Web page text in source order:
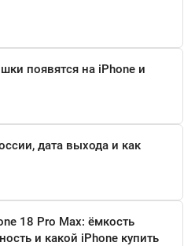
появятся на iPhone и
дата выхода и как
18 Pro Max: ёмкость
и какой iPhone купить